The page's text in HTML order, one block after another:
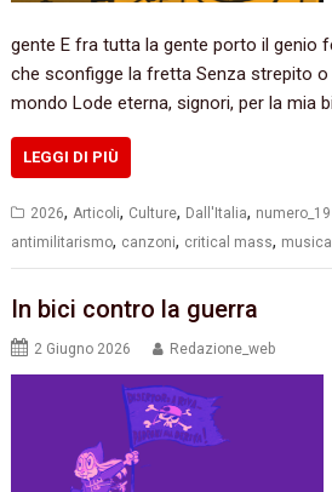
gente E fra tutta la gente porto il genio
che sconfigge la fretta Senza strepito
mondo Lode eterna, signori, per la mia
LEGGI DI PIÙ
2026,Articoli, Culture, Dall'Italia, numero_19
antimilitarismo, canzoni, critical mass, musica
In bici contro la guerra
2 Giugno 2026 Redazione_web